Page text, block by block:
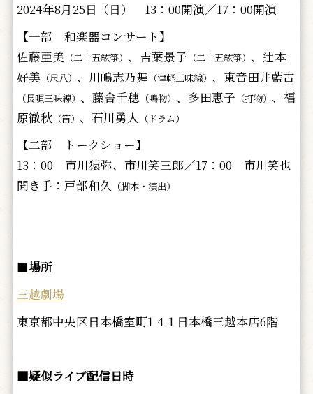
2024年8月25日（日） 13：00開演／17：00開演
【一部 和楽器コンサート】
佐藤亜美 （二十五絃箏） 、吉葉景子 （二十五絃箏） 、辻本
好美 （尺八） 、川嶋志乃舞 （津軽三味線） 、東音田井藍古
（長唄三味線） 、藤舎千穂（鳴物） 、多田恵子 （打物） 、福
原徹秋（笛） 、石川勇人 （ドラム）
【二部 トークショー】
13：00 市川猿弥、市川笑三郎／17：00 市川笑也
聞き手：戸部和久 （脚本・演出）
■場所
三越劇場
東京都中央区日本橋室町1-4-1 日本橋三越本店6階
■疑似ライブ配信日時